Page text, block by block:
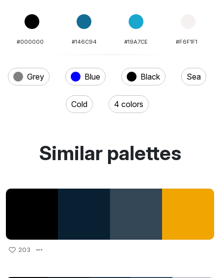
#000000 #146C94 #19A7CE #F6F1F1
Grey Blue Black Sea
Cold 4 colors
Similar palettes
203